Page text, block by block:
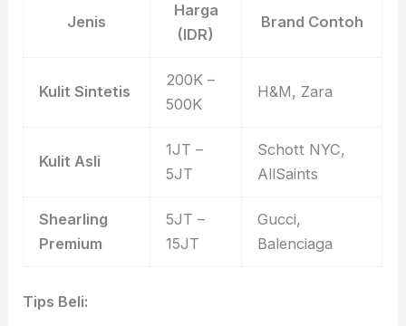
Jenis
Harga
(IDR)
Brand Contoh
Kulit Sintetis
200K –
500K
H&M, Zara
Kulit Asli
1JT –
5JT
Schott NYC,
AllSaints
Shearling
Premium
5JT –
15JT
Gucci,
Balenciaga
Tips Beli: